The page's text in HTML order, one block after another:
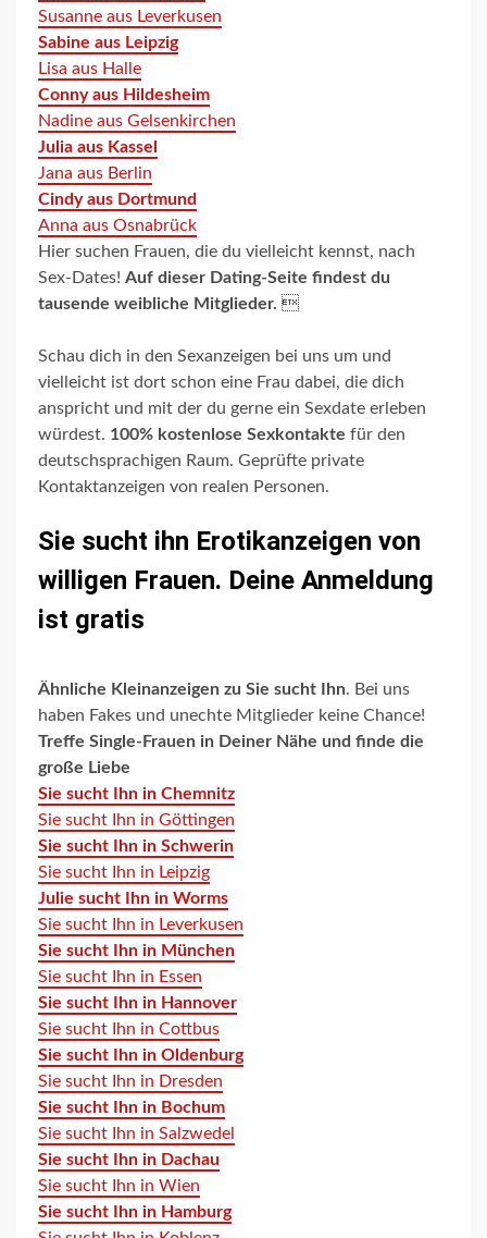
Susanne aus Leverkusen
Sabine aus Leipzig
Lisa aus Halle
Conny aus Hildesheim
Nadine aus Gelsenkirchen
Julia aus Kassel
Jana aus Berlin
Cindy aus Dortmund
Anna aus Osnabrück
Hier suchen Frauen, die du vielleicht kennst, nach
Sex-Dates! Auf dieser Dating-Seite findest du
tausende weibliche Mitglieder. 
Schau dich in den Sexanzeigen bei uns um und
vielleicht ist dort schon eine Frau dabei, die dich
anspricht und mit der du gerne ein Sexdate erleben
würdest. 100% kostenlose Sexkontakte für den
deutschsprachigen Raum. Geprüfte private
Kontaktanzeigen von realen Personen.
Sie sucht ihn Erotikanzeigen von
willigen Frauen. Deine Anmeldung
ist gratis
Ähnliche Kleinanzeigen zu Sie sucht Ihn. Bei uns
haben Fakes und unechte Mitglieder keine Chance!
Treffe Single-Frauen in Deiner Nähe und finde die
große Liebe
Sie sucht Ihn in Chemnitz
Sie sucht Ihn in Göttingen
Sie sucht Ihn in Schwerin
Sie sucht Ihn in Leipzig
Julie sucht Ihn in Worms
Sie sucht Ihn in Leverkusen
Sie sucht Ihn in München
Sie sucht Ihn in Essen
Sie sucht Ihn in Hannover
Sie sucht Ihn in Cottbus
Sie sucht Ihn in Oldenburg
Sie sucht Ihn in Dresden
Sie sucht Ihn in Bochum
Sie sucht Ihn in Salzwedel
Sie sucht Ihn in Dachau
Sie sucht Ihn in Wien
Sie sucht Ihn in Hamburg